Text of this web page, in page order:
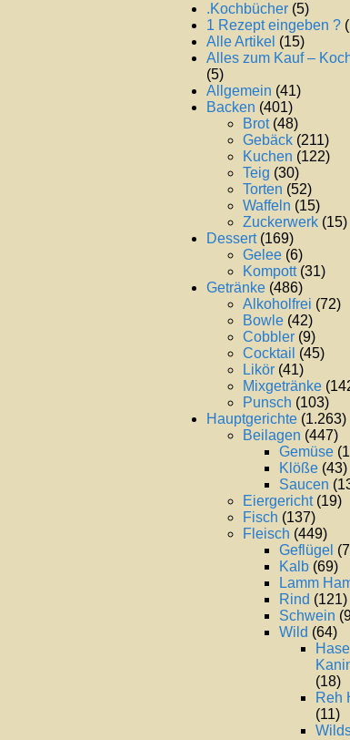
.Kochbücher (5)
1 Rezept eingeben ?
Alle Artikel (15)
Alles zum Kauf –
(5)
Allgemein (41)
Backen (401)
Brot(48)
Gebäck (211)
Kuchen (122)
Teig (30)
Torten (52)
Waffeln (15)
Zuckerwerk (15)
Dessert(169)
Gelee (6)
Kompott(31)
Getränke (486)
Alkoholfrei (72)
Bowle (42)
Cobbler (9)
Cocktail (45)
Likör (41)
Mixgetränke
Punsch (103)
Hauptgerichte (1.263)
Beilagen (447)
Gemüse
Klöße (43)
Saucen
Eiergericht(19)
Fisch (137)
Fleisch (449)
Geflügel
Kalb (69)
Lamm
Rind (121)
Schwein
Wild (64)
Hase
(18)
Reh
(11)